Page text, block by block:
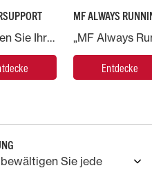
Schützen Sie Ihre Investition in eine Massey Ferguson Maschine und geben Sie Ihre Maschine in die Hände von Experten.
MF ALWAYS
Entdecke
Sie jede